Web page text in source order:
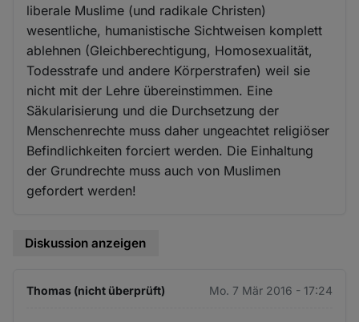
liberale Muslime (und radikale Christen)
wesentliche, humanistische Sichtweisen komplett
ablehnen (Gleichberechtigung, Homosexualität,
Todesstrafe und andere Körperstrafen) weil sie
nicht mit der Lehre übereinstimmen. Eine
Säkularisierung und die Durchsetzung der
Menschenrechte muss daher ungeachtet religiöser
Befindlichkeiten forciert werden. Die Einhaltung
der Grundrechte muss auch von Muslimen
gefordert werden!
Diskussion anzeigen
Thomas (nicht überprüft) Mo. 7 Mär 2016 - 17:24